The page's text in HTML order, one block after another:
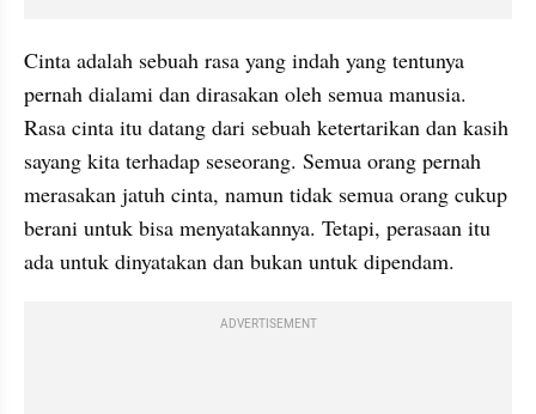
Cinta adalah sebuah rasa yang indah yang tentunya
pernah dialami dan dirasakan oleh semua manusia.
Rasa cinta itu datang dari sebuah ketertarikan dan kasih
sayang kita terhadap seseorang. Semua orang pernah
merasakan jatuh cinta, namun tidak semua orang cukup
berani untuk bisa menyatakannya. Tetapi, perasaan itu
ada untuk dinyatakan dan bukan untuk dipendam.
ADVERTISEMENT